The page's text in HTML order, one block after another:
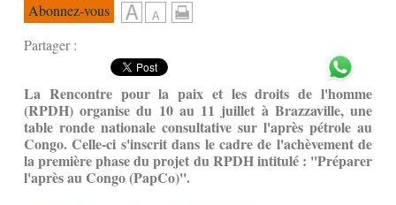
Abonnez-vous
Partager :
La Rencontre pour la paix et les droits de l'homme
(RPDH) organise du 10 au 11 juillet à Brazzaville, une
table ronde nationale consultative sur l'après pétrole au
Congo. Celle-ci s'inscrit dans le cadre de l'achèvement de
la première phase du projet du RPDH intitulé : ''Préparer
l'après au Congo (PapCo)''.